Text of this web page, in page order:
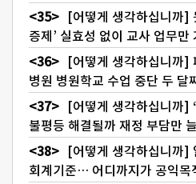
[어떻게 생각하십니까]
증제’ 실효성 없이 교사 업무만
[어떻게 생각하십니까]
병원 병원학교 수업 중단 두 달
[어떻게 생각하십니까]
불평등 해결될까 재정 부담만
[어떻게 생각하십니까]
회계기준… 어디까지가 공익목